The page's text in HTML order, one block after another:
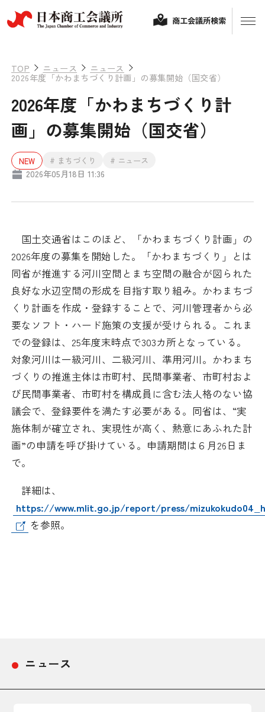
経営相談
保険・共済
検定試験
ビジネス交流
海外ビジネス・貿易証明
情報提供・広報
その他サービス
政策提言
調査・研究
日本商工会議所とは
組織概要
役員紹介
日商のあゆみ
委員会・専門委員会
青年部・女性会
情報公開
商工会議所検索
TOP ニュース ニュース
2026年度「かわまちづくり計画」の募集開始（国交省）
2026年度「かわまちづくり計
画」の募集開始（国交省）
NEW # まちづくり # ニュース
2026年05月18日 11:36
国土交通省はこのほど、「かわまちづくり計画」の
2026年度の募集を開始した。「かわまちづくり」とは
同省が推進する河川空間とまち空間の融合が図られた
良好な水辺空間の形成を目指す取り組み。かわまちづ
くり計画を作成・登録することで、河川管理者から必
要なソフト・ハード施策の支援が受けられる。これま
での登録は、25年度末時点で303カ所となっている。
対象河川は一級河川、二級河川、準用河川。かわまち
づくりの推進主体は市町村、民間事業者、市町村およ
び民間事業者、市町村を構成員に含む法人格のない協
議会で、登録要件を満たす必要がある。同省は、“実
施体制が確立され、実現性が高く、熱意にあふれた計
画”の申請を呼び掛けている。申請期間は６月26日ま
で。
詳細は、
https://www.mlit.go.jp/report/press/
を参照。
ニュース